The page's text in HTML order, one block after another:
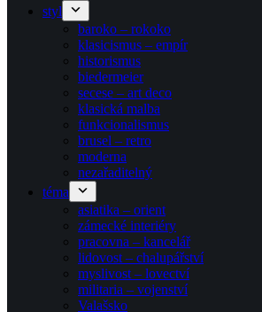
styl
baroko – rokoko
klasicismus – empír
historismus
biedermeier
secese – art deco
klasická malba
funkcionalismus
brusel – retro
moderna
nezařaditelný
téma
asiatika – orient
zámecké interiéry
pracovna – kancelář
lidovost – chalupářství
myslivost – lovectví
militaria – vojenství
Valašsko